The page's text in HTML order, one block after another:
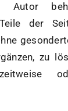
Autor
der
zu